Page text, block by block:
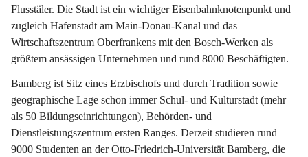
Flusstäler. Die Stadt ist ein wichtiger Eisenbahnknotenpunkt und
zugleich Hafenstadt am Main-Donau-Kanal und das
Wirtschaftszentrum Oberfrankens mit den Bosch-Werken als
größtem ansässigen Unternehmen und rund 8000 Beschäftigten.
Bamberg ist Sitz eines Erzbischofs und durch Tradition sowie
geographische Lage schon immer Schul- und Kulturstadt (mehr
als 50 Bildungseinrichtungen), Behörden- und
Dienstleistungszentrum ersten Ranges. Derzeit studieren rund
9000 Studenten an der Otto-Friedrich-Universität Bamberg, die